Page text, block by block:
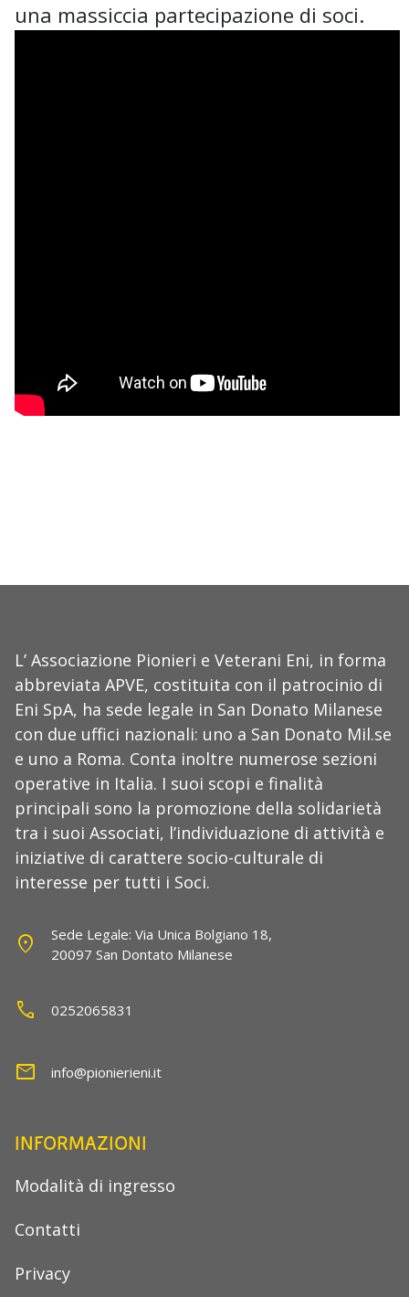
una massiccia partecipazione di soci.
L’ Associazione Pionieri e Veterani Eni, in forma
abbreviata APVE, costituita con il patrocinio di
Eni SpA, ha sede legale in San Donato Milanese
con due uffici nazionali: uno a San Donato Mil.se
e uno a Roma. Conta inoltre numerose sezioni
operative in Italia. I suoi scopi e finalità
principali sono la promozione della solidarietà
tra i suoi Associati, l’individuazione di attività e
iniziative di carattere socio-culturale di
interesse per tutti i Soci.
location_on
Sede Legale: Via Unica Bolgiano 18,
20097 San Dontato Milanese
call 0252065831
mail info@pionierieni.it
INFORMAZIONI
Modalità di ingresso
Contatti
Privacy